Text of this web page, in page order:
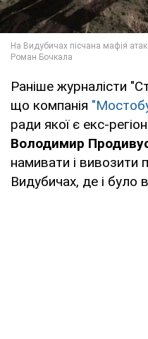
Раніше журналісти
що компанія
ради якої є екс-
Володимир
намивати і вивозити
Видубичах, де і було